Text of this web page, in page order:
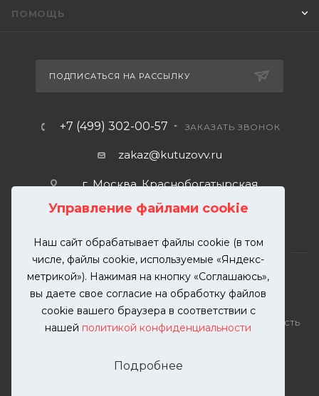
Управление файлами cookie
Наш сайт обрабатывает файлы cookie (в том
числе, файлы cookie, используемые «Яндекс-
метрикой»). Нажимая на кнопку «Соглашаюсь»,
вы даете свое согласие на обработку файлов
cookie вашего браузера в соответствии с
нашей политикой конфиденциальности
Подробнее
ПОМОЩЬ
ПОДПИСАТЬСЯ НА РАССЫЛКУ
+7 (499) 302-00-57 ЗАКАЗАТЬ ЗВОНОК
zakaz@kutuzovv.ru
г. Москва, Краснобогатырская
2026 © KUTUZOVV | Кузовной ремонт и покраска
автомобилей. Вся информация на сайте – собственность
разрешения запрещена. Все права защищены.